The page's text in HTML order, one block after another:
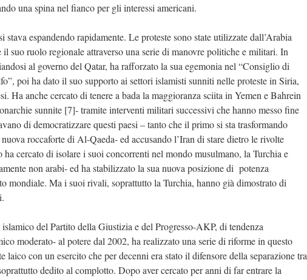
una spina nel fianco per gli interessi americani.
stava espandendo rapidamente. Le proteste sono state utilizzate dall’Arabia
il suo ruolo regionale attraverso una serie di manovre politiche e militari. In
al governo del Qatar, ha rafforzato la sua egemonia nel “Consiglio di
poi ha dato il suo supporto ai settori islamisti sunniti nelle proteste in Siria,
Ha anche cercato di tenere a bada la maggioranza sciita in Yemen e Bahrein
sunnite [7]- tramite interventi militari successivi che hanno messo fine
di democratizzare questi paesi – tanto che il primo si sta trasformando
roccaforte di Al-Qaeda- ed accusando l’Iran di stare dietro le rivolte
ha cercato di isolare i suoi concorrenti nel mondo musulmano, la Turchia e
non arabi- ed ha stabilizzato la sua nuova posizione di potenza
mondiale. Ma i suoi rivali, soprattutto la Turchia, hanno già dimostrato di
del Partito della Giustizia e del Progresso-AKP, di tendenza
moderato- al potere dal 2002, ha realizzato una serie di riforme in questo
laico con un esercito che per decenni era stato il difensore della separazione tra
dedito al complotto. Dopo aver cercato per anni di far entrare la